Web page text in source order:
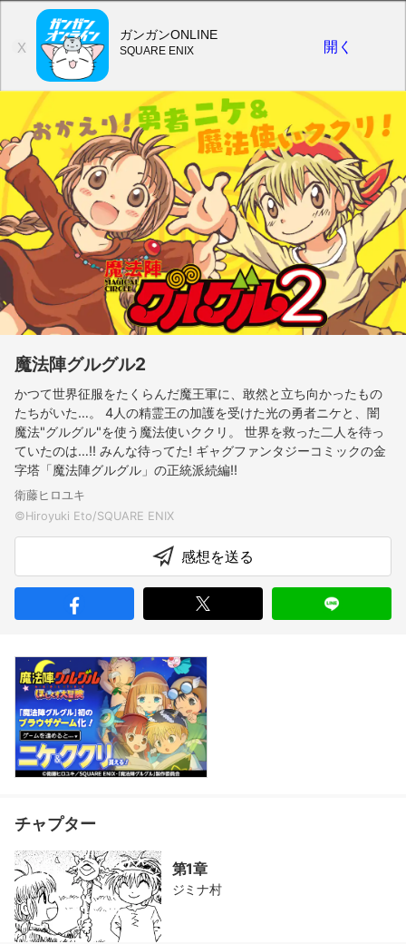
魔法陣グルグル2
かつて世界征服をたくらんだ魔王軍に、敢然と立ち向かったもの
たちがいた…。 4人の精霊王の加護を受けた光の勇者ニケと、闇
魔法"グルグル"を使う魔法使いククリ。 世界を救った二人を待っ
ていたのは…!! みんな待ってた! ギャグファンタジーコミックの金
字塔「魔法陣グルグル」の正統派続編!!
衛藤ヒロユキ
感想を送る
チャプター
第1章
ジミナ村
X
ガンガンONLINE
SQUARE ENIX 開く